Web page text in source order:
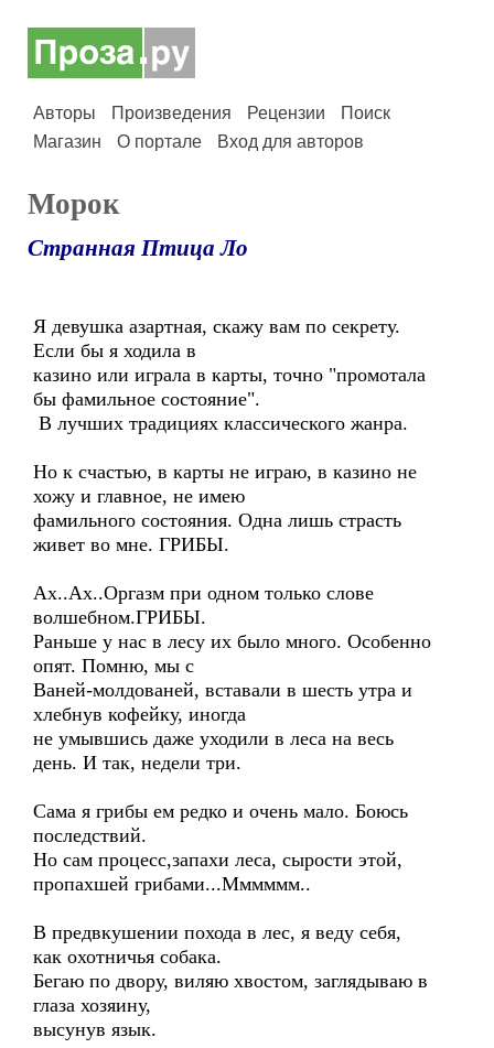
Авторы Произведения Рецензии
Поиск
Магазин
О портале Вход для авторов
Морок
Странная Птица Ло
Я девушка азартная, скажу вам по секрету.
Если бы я ходила в
казино или играла в карты, точно "промотала
бы фамильное состояние".
В лучших традициях классического жанра.
Но к счастью, в карты не играю, в казино не
хожу и главное, не имею
фамильного состояния. Одна лишь страсть
живет во мне. ГРИБЫ.
Ах..Ах..Оргазм при одном только слове
волшебном.ГРИБЫ.
Раньше у нас в лесу их было много. Особенно
опят. Помню, мы с
Ваней-молдованей, вставали в шесть утра и
хлебнув кофейку, иногда
не умывшись даже уходили в леса на весь
день. И так, недели три.
Сама я грибы ем редко и очень мало. Боюсь
последствий.
Но сам процесс,запахи леса, сырости этой,
пропахшей грибами...Мммммм..
В предвкушении похода в лес, я веду себя,
как охотничья собака.
Бегаю по двору, виляю хвостом, заглядываю в
глаза хозяину,
высунув язык.